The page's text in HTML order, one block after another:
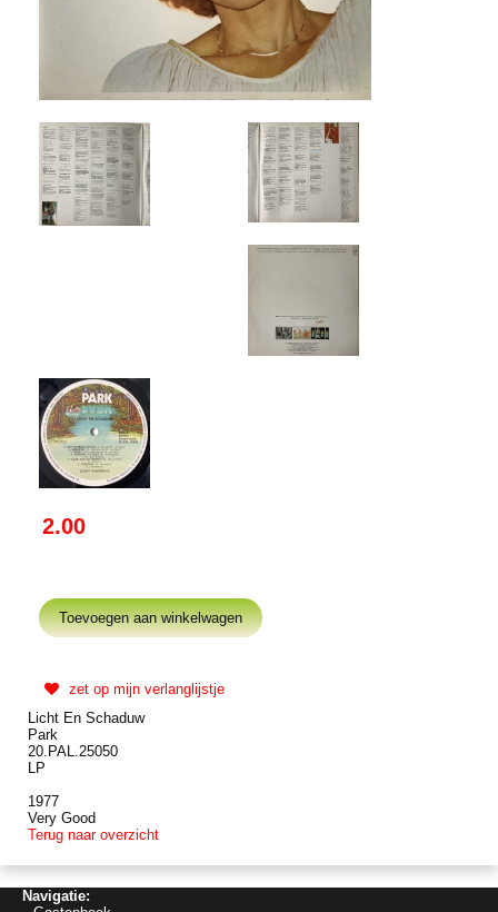
2.00
zet op mijn verlanglijstje
Licht En Schaduw
Park
20.PAL.25050
LP
1977
Very Good
Terug naar overzicht
Navigatie: